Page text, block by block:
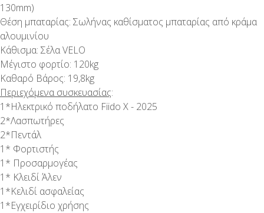
130mm)
Θέση μπαταρίας: Σωλήνας καθίσματος μπαταρίας από κράμα
αλουμινίου
Κάθισμα: Σέλα VELO
Μέγιστο φορτίο: 120kg
Καθαρό Βάρος: 19,8kg
Περιεχόμενα συσκευασίας:
1*Ηλεκτρικό ποδήλατο Fiido X - 2025
2*Λασπωτήρες
2*Πεντάλ
1* Φορτιστής
1* Προσαρμογέας
1* Κλειδί Άλεν
1*Κελιδί ασφαλείας
1*Εγχειρίδιο χρήσης